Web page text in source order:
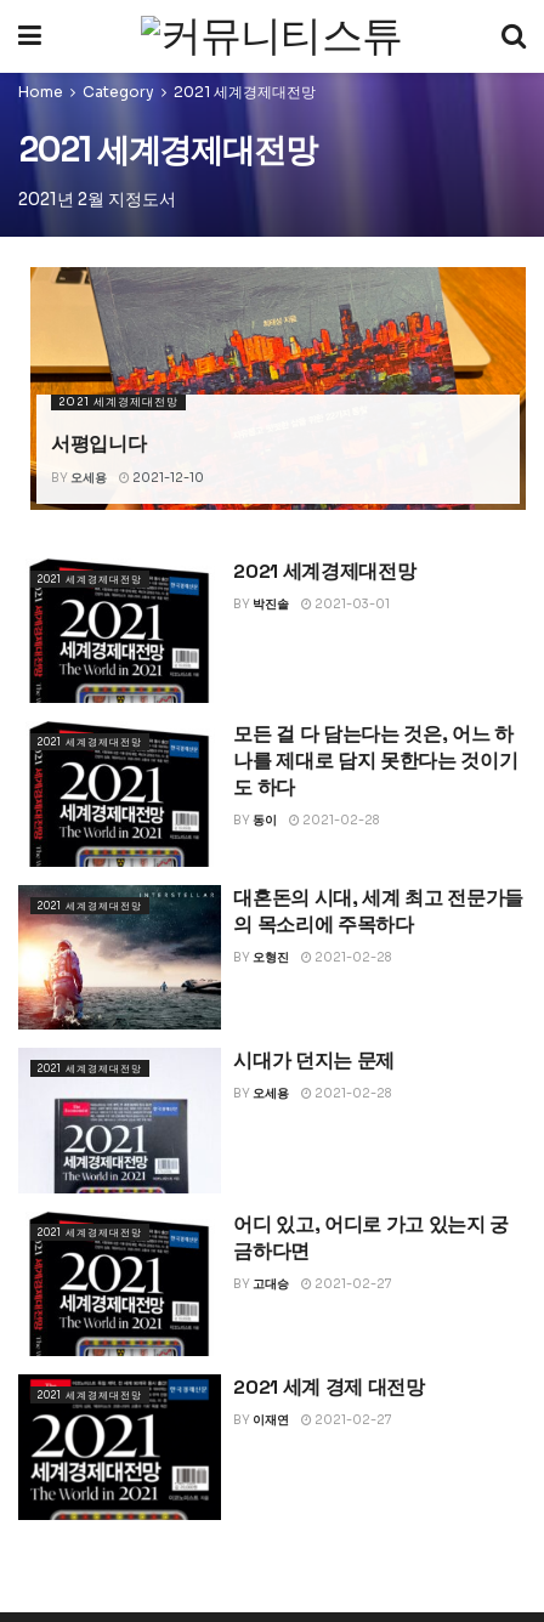
Home Category 2021 세계경제대전망
2021 세계경제대전망
2021년 2월 지정도서
2021 세계경제대전망
서평입니다
BY오세용 2021-12-10
2021 세계경제대전망 2021 세계경제대전망
BY 박진솔 2021-03-01
2021 세계경제대전망
모든 걸 다 담는다는 것은, 어느 하
나를 제대로 담지 못한다는 것이기
도 하다
BY동이 2021-02-28
2021 세계경제대전망
대혼돈의 시대, 세계 최고 전문가들
의 목소리에 주목하다
BY오형진 2021-02-28
2021 세계경제대전망 시대가 던지는 문제
BY오세용 2021-02-28
2021 세계경제대전망
어디 있고, 어디로 가고 있는지 궁
금하다면
BY고대승 2021-02-27
2021 세계경제대전망 2021 세계 경제 대전망
BY 이재연 2021-02-27